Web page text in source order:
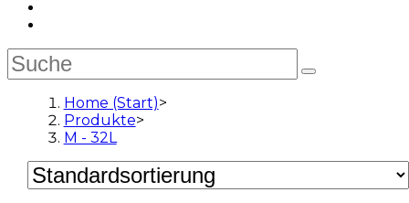
Home (Start)>
Produkte>
M - 32L